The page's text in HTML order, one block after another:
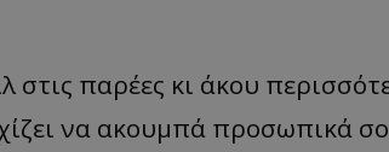
παρέες κι άκου
να ακουμπά προσωπικά